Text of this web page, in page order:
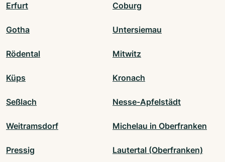
Erfurt Coburg
Gotha Untersiemau
Rödental Mitwitz
Küps Kronach
Seßlach Nesse-Apfelstädt
Weitramsdorf Michelau in Oberfranken
Pressig Lautertal (Oberfranken)